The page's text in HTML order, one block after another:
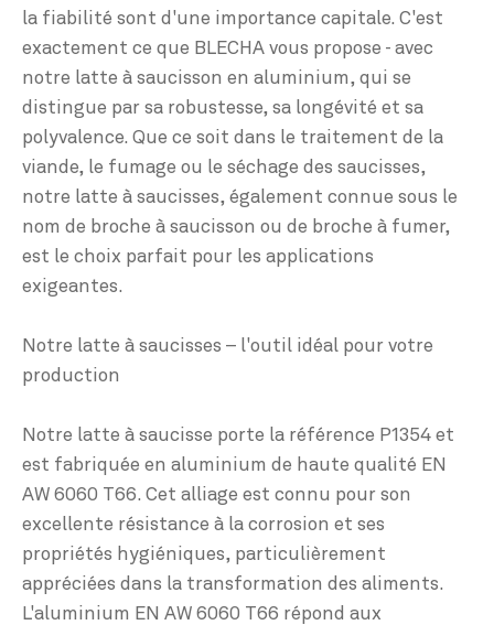
la fiabilité sont d'une importance capitale. C'est
exactement ce que BLECHA vous propose - avec
notre latte à saucisson en aluminium, qui se
distingue par sa robustesse, sa longévité et sa
polyvalence. Que ce soit dans le traitement de la
viande, le fumage ou le séchage des saucisses,
notre latte à saucisses, également connue sous le
nom de broche à saucisson ou de broche à fumer,
est le choix parfait pour les applications
exigeantes.
Notre latte à saucisses – l'outil idéal pour votre
production
Notre latte à saucisse porte la référence P1354 et
est fabriquée en aluminium de haute qualité EN
AW 6060 T66. Cet alliage est connu pour son
excellente résistance à la corrosion et ses
propriétés hygiéniques, particulièrement
appréciées dans la transformation des aliments.
L'aluminium EN AW 6060 T66 répond aux